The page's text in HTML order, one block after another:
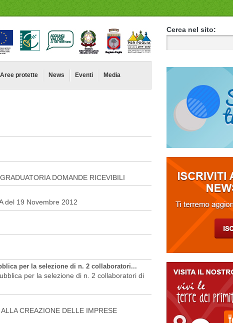
Cerca nel sito:
Aree protette News Eventi Media
DOMANDE RICEVIBILI
del 19 Novembre 2012
per la selezione di n. 2 collaboratori...
per la selezione di n. 2 collaboratori di
CREAZIONE DELLE IMPRESE